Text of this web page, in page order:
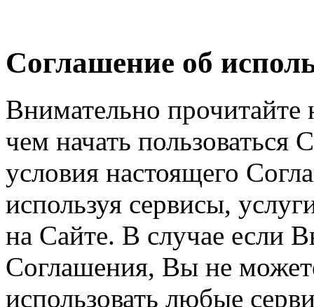
Соглашение об
Внимательно
чем начать
условия настоящего
используя сервисы,
на Сайте. В случае если
Соглашения, Вы не
использовать любые